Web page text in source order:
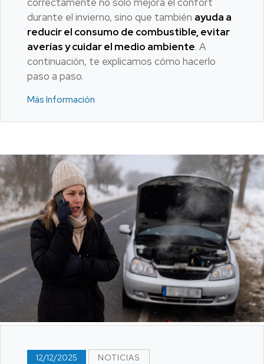
durante el invierno, sino que también ayuda a
reducir el consumo de combustible, evitar
averías y cuidar el medio ambiente. A
continuación, te explicamos cómo hacerlo
paso a paso.
Más Información
12/12/2025 NOTICIAS